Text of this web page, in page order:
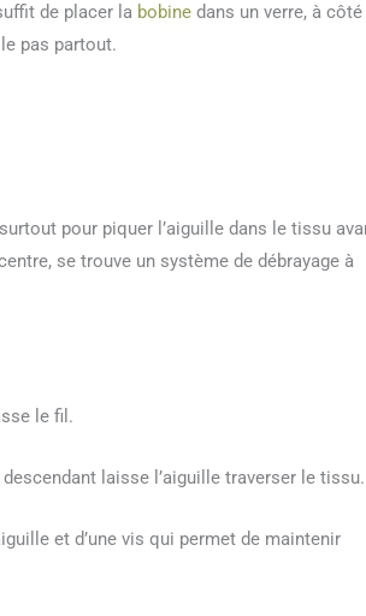
de placer la bobine dans un verre, à côté
pas partout.
pour piquer l’aiguille dans le tissu
se trouve un système de débrayage à
le fil.
laisse l’aiguille traverser le tissu.
et d’une vis qui permet de maintenir